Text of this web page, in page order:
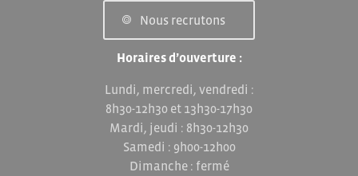
Nous recrutons
Horaires d’ouverture :
Lundi, mercredi, vendredi :
8h30-12h30 et 13h30-17h30
Mardi, jeudi : 8h30-12h30
Samedi : 9h00-12h00
Dimanche : fermé